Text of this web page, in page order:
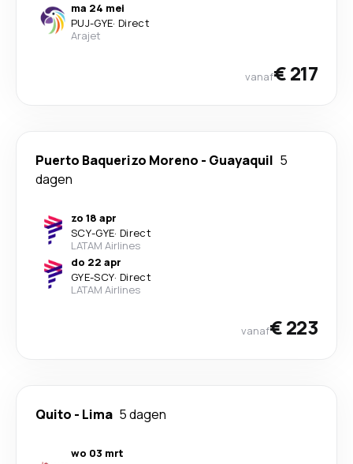
ma 24 mei
PUJ-GYE· Direct
Arajet
vanaf€ 217
Puerto Baquerizo Moreno - Guayaquil 5
dagen
zo 18 apr
SCY-GYE· Direct
LATAM Airlines
do 22 apr
GYE-SCY· Direct
LATAM Airlines
vanaf€ 223
Quito - Lima 5 dagen
wo 03 mrt